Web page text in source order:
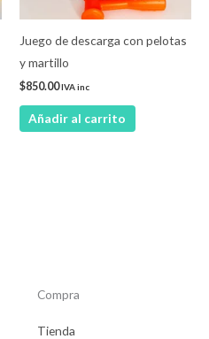
Juego de descarga con pelotas
y martillo
$850.00IVA inc
Añadir al carrito
Compra
Tienda